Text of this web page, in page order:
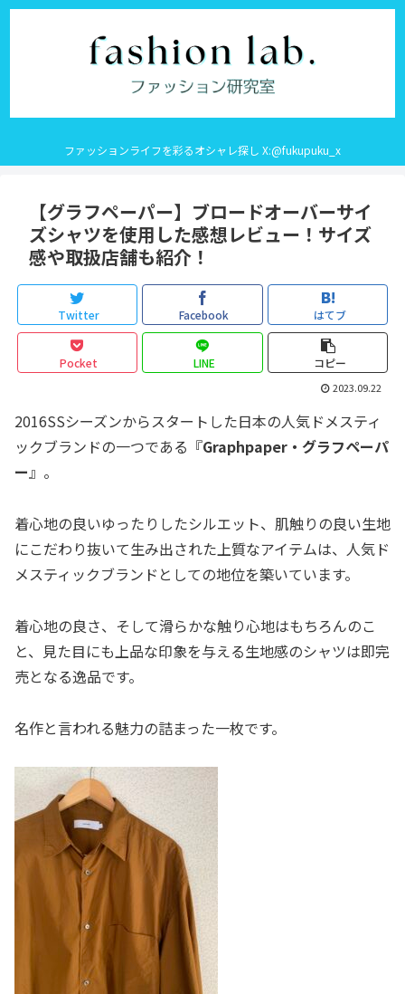
ファッションライフを彩るオシャレ探し X:@fukupuku_x
【グラフペーパー】ブロードオーバーサイ
ズシャツを使用した感想レビュー！サイズ
感や取扱店舗も紹介！
Twitter Facebook はてブ
Pocket LINE コピー
2023.09.22
2016SSシーズンからスタートした日本の人気ドメスティ
ックブランドの一つである『Graphpaper・グラフペーパ
ー』。
着心地の良いゆったりしたシルエット、肌触りの良い生地
にこだわり抜いて生み出された上質なアイテムは、人気ド
メスティックブランドとしての地位を築いています。
着心地の良さ、そして滑らかな触り心地はもちろんのこ
と、見た目にも上品な印象を与える生地感のシャツは即完
売となる逸品です。
名作と言われる魅力の詰まった一枚です。